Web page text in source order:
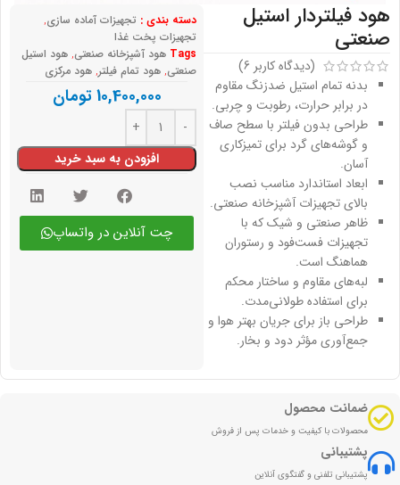
هود فیلتردار استیل
صنعتی
(دیدگاه کاربر 6
)
بدنه تمام استیل ضدزنگ مقاوم
در برابر حرارت، رطوبت و چربی.
طراحی بدون فیلتر با سطح صاف
و گوشه‌های گرد برای تمیزکاری
آسان.
ابعاد استاندارد مناسب نصب
بالای تجهیزات آشپزخانه صنعتی.
ظاهر صنعتی و شیک که با
تجهیزات فست‌فود و رستوران
هماهنگ است.
لبه‌های مقاوم و ساختار محکم
برای استفاده طولانی‌مدت.
طراحی باز برای جریان بهتر هوا و
جمع‌آوری مؤثر دود و بخار.
دسته بندی : تجهیزات آماده سازی,
تجهیزات پخت غذا
Tags هود آشپزخانه صنعتی, هود استیل
صنعتی, هود تمام فیلتر, هود مرکزی
10,400,000تومان
افزودن به سبد خرید
چت آنلاین در واتساپ
ضمانت محصول
محصولات با کیفیت و خدمات پس از فروش
پشتیبانی
پشتیبانی تلفنی و گفتگوی آنلاین